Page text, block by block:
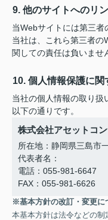
9. 他のサイトへのリ
当Webサイトには第三者
当社は、これら第三者の
関しての責任は負いませ
10. 個人情報保護に関
当社の個人情報の取り扱
以下の通りです。
株式会社アセットコ
所在地：静岡県三島市
代表者名：
電話：055-981-6647
FAX：055-981-6626
※基本方針の改訂・変更
本基本方針は法令などの制